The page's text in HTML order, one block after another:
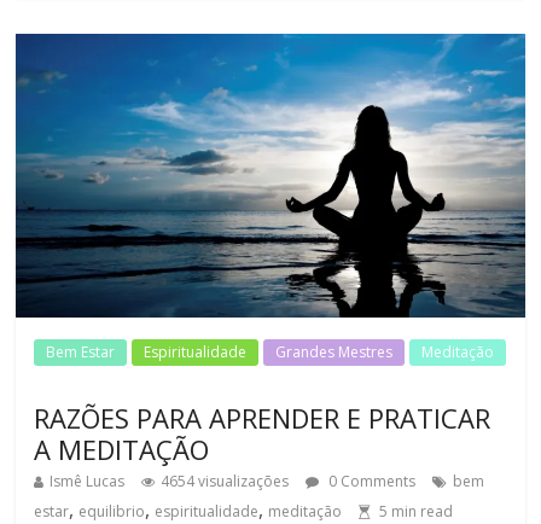
Bem Estar Espiritualidade Grandes Mestres Meditação
RAZÕES PARA APRENDER E PRATICAR
A MEDITAÇÃO
Ismê Lucas 4654 visualizações 0 Comments
bem
estar, equilibrio, espiritualidade, meditação 5 min read